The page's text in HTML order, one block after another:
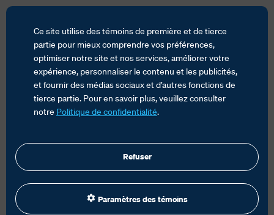
Ce site utilise des témoins de première et de tierce
partie pour mieux comprendre vos préférences,
optimiser notre site et nos services, améliorer votre
expérience, personnaliser le contenu et les publicités,
et fournir des médias sociaux et d’autres fonctions de
tierce partie. Pour en savoir plus, veuillez consulter
notre Politique de confidentialité.
Refuser
Paramètres des témoins
ACCUEIL
SERVICES
GESTION DU COMMERCE MONDIAL
ÉQUIPE